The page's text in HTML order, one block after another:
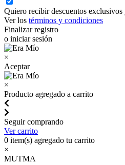
Quiero recibir descuentos
Ver los términos y condiciones
Finalizar registro
o iniciar sesión
×
Aceptar
×
Producto agregado a carrito
Seguir comprando
Ver carrito
0 item(s) agregado tu carrito
×
MUTMA